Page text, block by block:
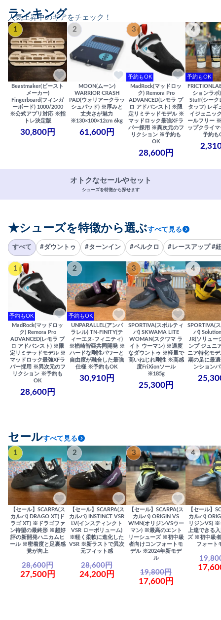
人気上昇中のギアをチェック！
ランキング
1
Beastmaker(ビースト
メーカー)
Fingerboard(フィンガ
ーボード) 1000/2000
※公式アプリ対応 ※指
トレ決定版
30,800円
2
MOON(ムーン)
WARRIOR CRASH
PAD(ウォリアークラッ
シュパッド) ※厚みと
丈夫さが魅力
※130×100×12cm 6kg
61,600円
3
予約もOK
MadRock(マッドロッ
ク) Remora Pro
ADVANCED(レモラ プ
ロ アドバンスト) ※限
定リミテッドモデル ※
マッドロック最強XFラ
バー採用 ※異次元のフ
リクション ※予約も
OK
28,600円
4
予約もOK
ションラボ
Stuff(シーク
タッフ) レギ
イジェニッ
ールフリー
ップクライ
予約も
オトクなセールやセット
シューズを特徴から探せます
★シューズを特徴から選ぶすべて見る
すべて #ダウントゥ #ターンイン #ベルクロ #レースアップ #
1
予約もOK
MadRock(マッドロッ
ク) Remora Pro
ADVANCED(レモラ プ
ロ アドバンスト) ※限
定リミテッドモデル ※
マッドロック最強XFラ
バー採用 ※異次元のフ
リクション ※予約も
OK
28,600円
2
予約もOK
UNPARALLEL(アンパ
ラレル) TN-FINITY(テ
ィーエヌ-フィニティ)
※楢崎智亜共同開発 ※
ハードな剛性パワーと
自由度が融合した最強
仕様 ※予約もOK
30,910円
3
SPORTIVA(スポルティ
バ) SKWAMA LITE
WOMAN(スクワマ ラ
イト ウーマン) ※適度
なダウントゥ ※軽量で
高いねじれ剛性 ※高感
度FriXionソール
※185g
25,300円
4
SPORTIVA(
バ)
JR(ソリュー
ンプ ジュニ
ニア特化モ
期の足に最
ンション
セールすべて見る
1
【セール】SCARPA(ス
カルパ) DRAGO XT(ド
ラゴ XT) ※ドラゴファ
ン待望の最終形 ※超好
評の新開発ハニカムヒ
ール ※密着度と足裏感
覚が向上
28,600円
27,500円
2
【セール】SCARPA(ス
カルパ) INSTINCT VSR
LV(インスティンクト
VSR ローボリューム)
※軽く柔軟に進化した
VSR ※新ラストで異次
元フィット感
28,600円
24,200円
3
【セール】SCARPA(ス
カルパ) ORIGIN VS
WMN(オリジンVSウー
マン) ※最高のエント
リーシューズ ※初中級
者向けコンフォートモ
デル ※2024年新モデ
ル
19,800円
17,600円
4
【セール】
カルパ)
リジンVS) ※
上達できる
ズ ※初中級
フォート